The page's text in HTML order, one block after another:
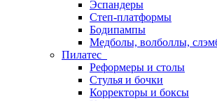
Эспандеры
Степ-платформы
Бодипампы
Медболы, волболлы,
Пилатес
Реформеры и столы
Стулья и бочки
Корректоры и боксы